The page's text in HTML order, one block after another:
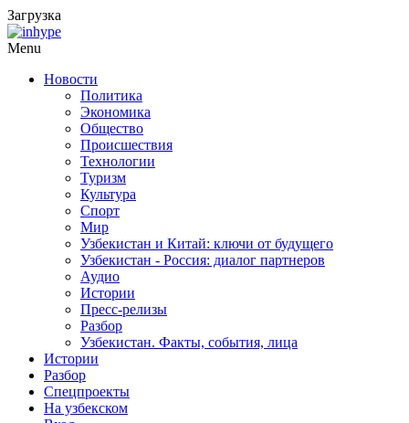
Загрузка
Menu
Новости
Политика
Экономика
Общество
Происшествия
Технологии
Туризм
Культура
Спорт
Мир
Узбекистан и Китай: ключи от будущего
Узбекистан - Россия: диалог партнеров
Аудио
Истории
Пресс-релизы
Разбор
Узбекистан. Факты, события, лица
Истории
Разбор
Спецпроекты
На узбекском